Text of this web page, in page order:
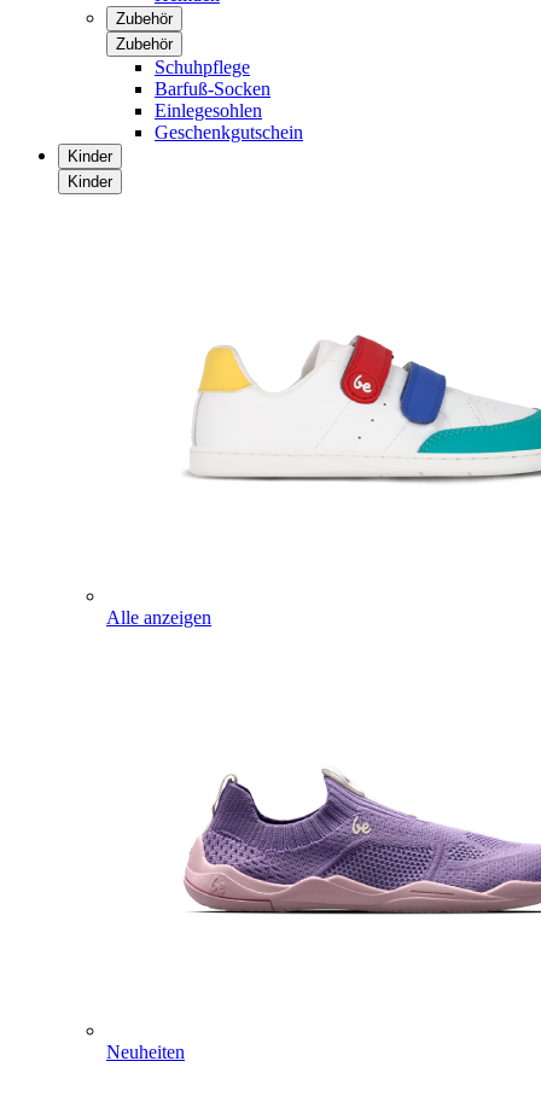
Zubehör
Zubehör
Schuhpflege
Barfuß-Socken
Einlegesohlen
Geschenkgutschein
Kinder
Kinder
Alle anzeigen
Neuheiten